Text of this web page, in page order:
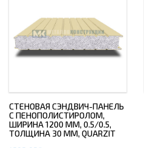
СТЕНОВАЯ СЭНДВИЧ-ПАНЕЛЬ
С ПЕНОПОЛИСТИРОЛОМ,
ШИРИНА 1200 ММ, 0.5/0.5,
ТОЛЩИНА 30 ММ, QUARZIT